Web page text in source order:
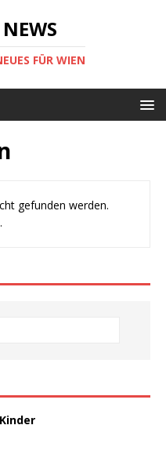
FÜR WIEN
gefunden werden.